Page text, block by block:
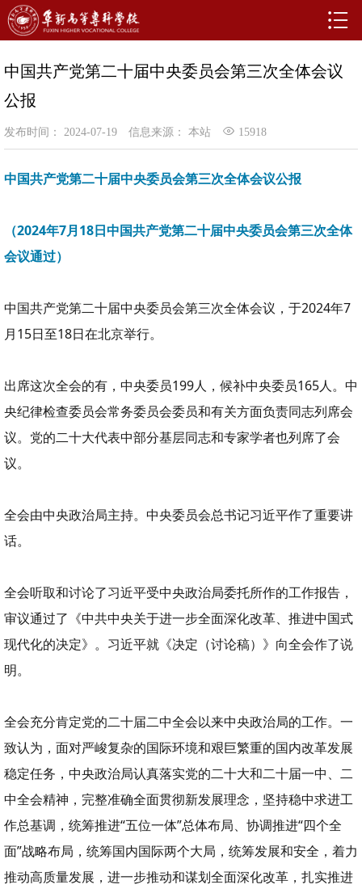
中国共产党第二十届中央委员会第三次全体会议
公报
发布时间： 2024-07-19 信息来源： 本站 15918
中国共产党第二十届中央委员会第三次全体会议公报
（2024年7月18日中国共产党第二十届中央委员会第三次全体
会议通过）
中国共产党第二十届中央委员会第三次全体会议，于2024年7
月15日至18日在北京举行。
出席这次全会的有，中央委员199人，候补中央委员165人。中
央纪律检查委员会常务委员会委员和有关方面负责同志列席会
议。党的二十大代表中部分基层同志和专家学者也列席了会
议。
全会由中央政治局主持。中央委员会总书记习近平作了重要讲
话。
全会听取和讨论了习近平受中央政治局委托所作的工作报告，
审议通过了《中共中央关于进一步全面深化改革、推进中国式
现代化的决定》。习近平就《决定（讨论稿）》向全会作了说
明。
全会充分肯定党的二十届二中全会以来中央政治局的工作。一
致认为，面对严峻复杂的国际环境和艰巨繁重的国内改革发展
稳定任务，中央政治局认真落实党的二十大和二十届一中、二
中全会精神，完整准确全面贯彻新发展理念，坚持稳中求进工
作总基调，统筹推进“五位一体”总体布局、协调推进“四个全
面”战略布局，统筹国内国际两个大局，统筹发展和安全，着力
推动高质量发展，进一步推动和谋划全面深化改革，扎实推进